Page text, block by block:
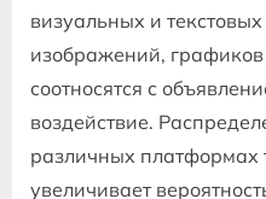
визуальных и
изображений,
соотносятся с
воздействие.
различных платформах
увеличивает